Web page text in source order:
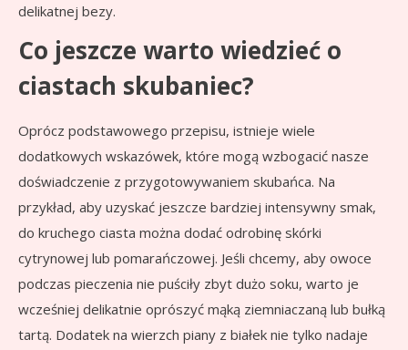
delikatnej bezy.
Co jeszcze warto wiedzieć o
ciastach skubaniec?
Oprócz podstawowego przepisu, istnieje wiele
dodatkowych wskazówek, które mogą wzbogacić nasze
doświadczenie z przygotowywaniem skubańca. Na
przykład, aby uzyskać jeszcze bardziej intensywny smak,
do kruchego ciasta można dodać odrobinę skórki
cytrynowej lub pomarańczowej. Jeśli chcemy, aby owoce
podczas pieczenia nie puściły zbyt dużo soku, warto je
wcześniej delikatnie oprószyć mąką ziemniaczaną lub bułką
tartą. Dodatek na wierzch piany z białek nie tylko nadaje